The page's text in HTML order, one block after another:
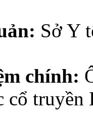
Sở Y
chính:
cổ truyền